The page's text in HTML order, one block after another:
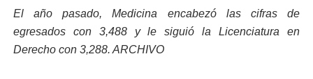
El año pasado, Medicina encabezó las cifras de
egresados con 3,488 y le siguió la Licenciatura en
Derecho con 3,288. ARCHIVO